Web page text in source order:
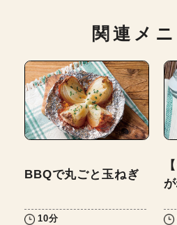
関連メ
BBQで丸ごと玉ねぎ
10分